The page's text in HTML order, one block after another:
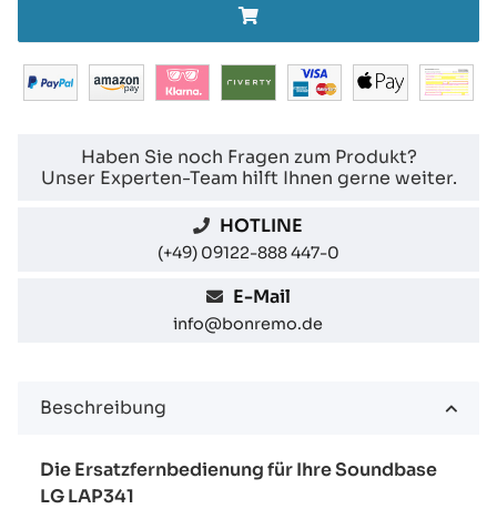
Haben Sie noch Fragen zum Produkt?
Unser Experten-Team hilft Ihnen gerne weiter.
HOTLINE
(+49) 09122-888 447-0
E-Mail
info@bonremo.de
Beschreibung
Die Ersatzfernbedienung für Ihre Soundbase
LG LAP341